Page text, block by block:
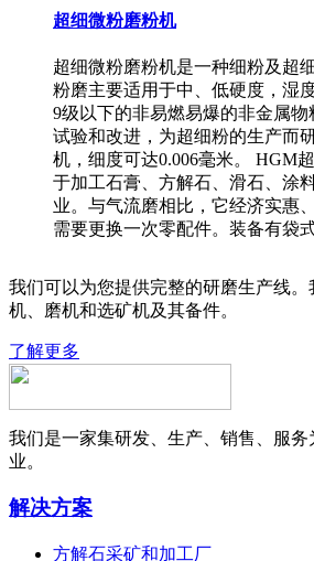
超细微粉磨粉机
超细微粉磨粉机是一种细粉及超
粉磨主要适用于中、低硬度，湿
9级以下的非易燃易爆的非金属
试验和改进，为超细粉的生产而
机，细度可达0.006毫米。 HGM
于加工石膏、方解石、滑石、涂
业。与气流磨相比，它经济实惠
需要更换一次零配件。装备有袋
我们可以为您提供完整的研磨生产线
机、磨机和选矿机及其备件。
了解更多
我们是一家集研发、生产、销售、服
业。
解决方案
方解石采矿和加工厂